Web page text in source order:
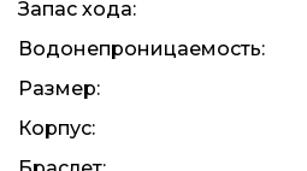
Запас хода:
Водонепроницаемость:
Размер:
Корпус: